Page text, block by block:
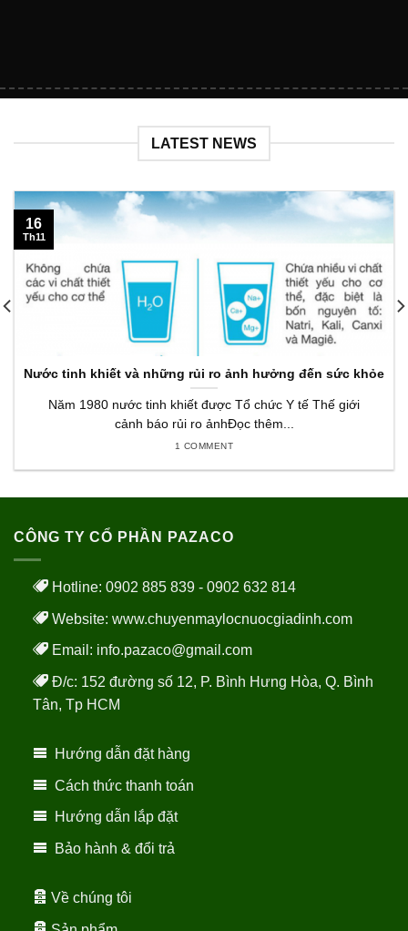
LATEST NEWS
Nước tinh khiết và những rủi ro ảnh hưởng đến sức khỏe
Năm 1980 nước tinh khiết được Tổ chức Y tế Thế giới
cảnh báo rủi ro ảnhĐọc thêm...
1 COMMENT
16
Th11
CÔNG TY CỔ PHẦN PAZACO
Hotline: 0902 885 839 - 0902 632 814
Website: www.chuyenmaylocnuocgiadinh.com
Email: info.pazaco@gmail.com
Đ/c: 152 đường số 12, P. Bình Hưng Hòa, Q. Bình
Tân, Tp HCM
Hướng dẫn đặt hàng
Cách thức thanh toán
Hướng dẫn lắp đặt
Bảo hành & đổi trả
Về chúng tôi